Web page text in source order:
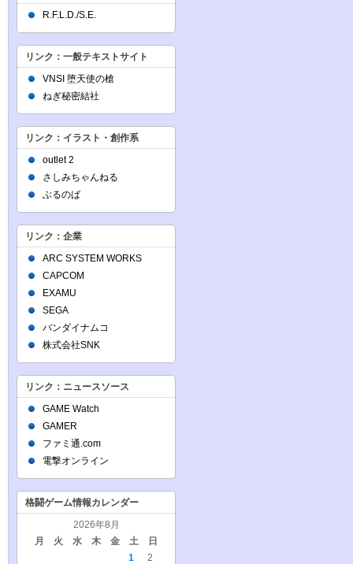
R.F.L.D./S.E.
リンク：一般テキストサイト
VNSI 堕天使の槍
ねぎ秘密結社
リンク：イラスト・創作系
outlet 2
さしみちゃんねる
ぶるのば
リンク：企業
ARC SYSTEM WORKS
CAPCOM
EXAMU
SEGA
バンダイナムコ
株式会社SNK
リンク：ニュースソース
GAME Watch
GAMER
ファミ通.com
電撃オンライン
格闘ゲーム情報カレンダー
2026年8月
月
火 水 木 金 土 日
1
2